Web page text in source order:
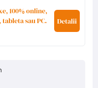
100% online,
sau PC.
Detalii